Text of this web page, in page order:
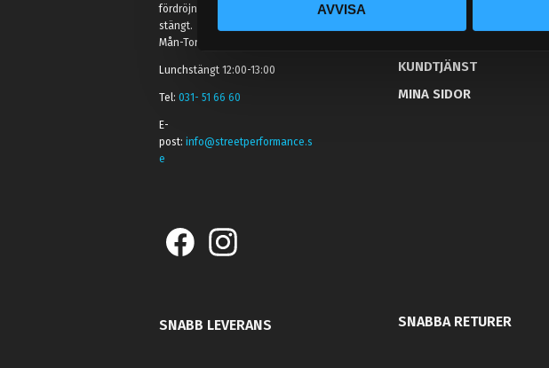
v
a
AVVISA
fördröjning. 2/7 -9/7 är det helt
stängt.
Mån-Tors: 10:30-15:00
Lunchstängt 12:00-13:00
Tel:031- 51 66 60
E-
post:info@streetperformance.s
e
KUNDTJÄNST
MINA SIDOR
SNABB LEVERANS SNABBA RETURER